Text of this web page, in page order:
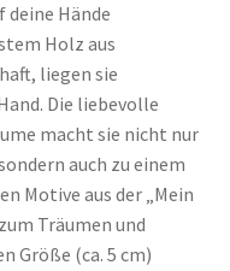
deine Hände
Holz aus
liegen sie
Die liebevolle
macht sie nicht nur
auch zu einem
Motive aus der „Mein
Träumen und
Größe (ca. 5 cm)